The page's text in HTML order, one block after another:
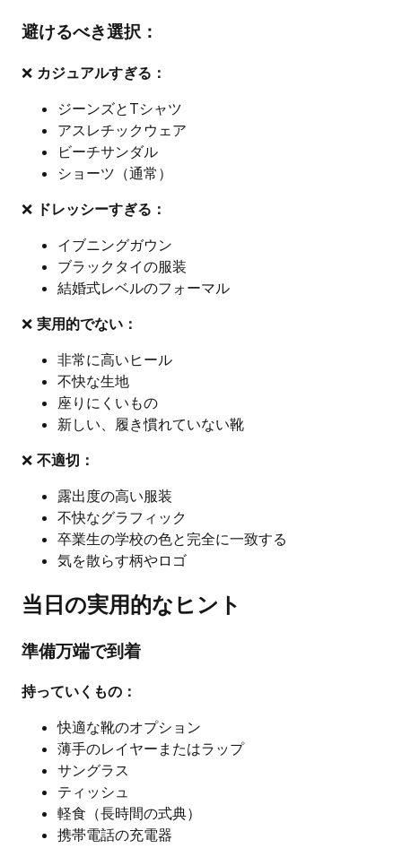
避けるべき選択：
❌ カジュアルすぎる：
ジーンズとTシャツ
アスレチックウェア
ビーチサンダル
ショーツ（通常）
❌ ドレッシーすぎる：
イブニングガウン
ブラックタイの服装
結婚式レベルのフォーマル
❌ 実用的でない：
非常に高いヒール
不快な生地
座りにくいもの
新しい、履き慣れていない靴
❌ 不適切：
露出度の高い服装
不快なグラフィック
卒業生の学校の色と完全に一致する
気を散らす柄やロゴ
当日の実用的なヒント
準備万端で到着
持っていくもの：
快適な靴のオプション
薄手のレイヤーまたはラップ
サングラス
ティッシュ
軽食（長時間の式典）
携帯電話の充電器